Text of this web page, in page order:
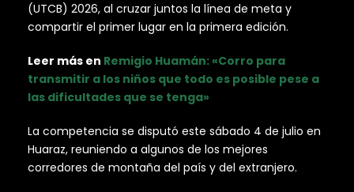
(UTCB) 2026, al cruzar juntos la línea de meta y
compartir el primer lugar en la primera edición.
Leer más en Remigio Huamán: «Corro para
transmitir a los niños que todo es posible pese a
las dificultades que se tenga»
La competencia se disputó este sábado 4 de julio en
Huaraz, reuniendo a algunos de los mejores
corredores de montaña del país y del extranjero.